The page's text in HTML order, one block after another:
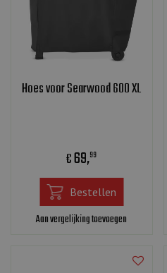
Hoes voor Searwood 600 XL
€69,99
Bestellen
Aan vergelijking toevoegen